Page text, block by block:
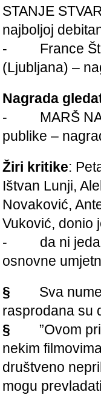
STANJE
najboljoj
- France
(Ljubljana) –
Nagrada
- MARŠ NA
publike –
Žiri kritike:
Ištvan Lunji,
Novaković,
Vuković, donio
- da ni jedan
osnovne
§ Sva
rasprodana su
§ ”Ovom
nekim
društveno
mogu